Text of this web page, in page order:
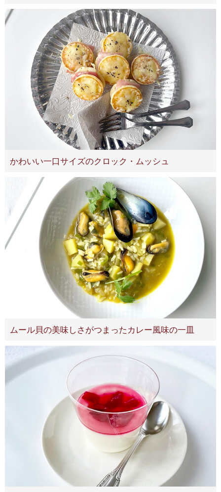
かわいい一口サイズのクロック・ムッシュ
ムール貝の美味しさがつまったカレー風味の一皿